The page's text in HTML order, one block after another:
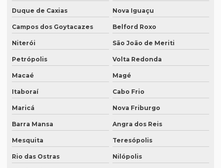
Empresa de degravação whatsapp em curitiba
Empresa de legendagem
Empresa de legendagem de filmes
Empresa de legendagem de filmes em sp
Empresa de legendagem em inglês
Empresa de legendagem sp
Empresa de legendagem de vídeos em espanhol
Empresa que apostila tradução juramentada
Duque de Caxias Nova Iguaçu
Campos dos Goytacazes Belford Roxo
Niterói São João de Meriti
Petrópolis Volta Redonda
Macaé Magé
Itaboraí Cabo Frio
Maricá Nova Friburgo
Barra Mansa Angra dos Reis
Mesquita Teresópolis
Rio das Ostras Nilópolis